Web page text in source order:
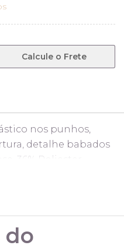
Calcule o Frete
nos punhos,
detalhe babados
36% Poliester.
do